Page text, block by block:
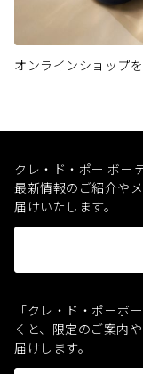
オンラインショップ
クレ・ド・ポー ボー
最新情報のご紹介や
届けいたします。
「クレ・ド・ポーボ
くと、 限定のご案内
届けします。